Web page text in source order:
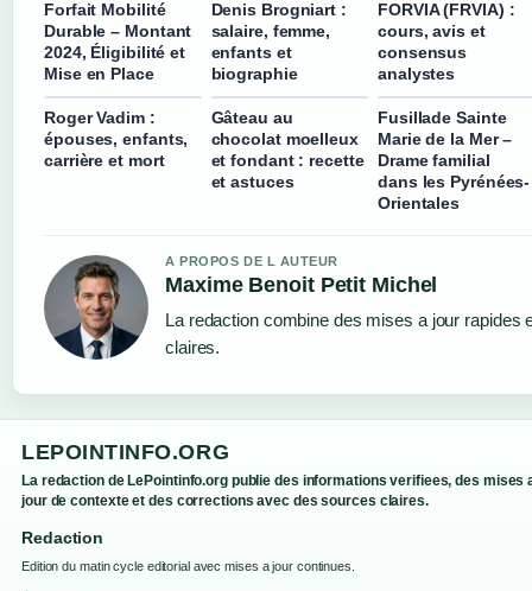
Forfait Mobilité
Durable – Montant
2024, Éligibilité et
Mise en Place
Denis Brogniart :
salaire, femme,
enfants et
biographie
FORVIA (FRVIA) :
cours, avis et
consensus
analystes
Roger Vadim :
épouses, enfants,
carrière et mort
Gâteau au
chocolat moelleux
et fondant : recette
et astuces
Fusillade Sainte
Marie de la Mer –
Drame familial
dans les Pyrénées-
Orientales
A PROPOS DE L AUTEUR
Maxime Benoit Petit Michel
La redaction combine des mises a jour rapides
claires.
LEPOINTINFO.ORG
La redaction de LePointinfo.org publie des informations verifiees, des mises
jour de contexte et des corrections avec des sources claires.
Redaction
Edition du matin cycle editorial avec mises a jour continues.